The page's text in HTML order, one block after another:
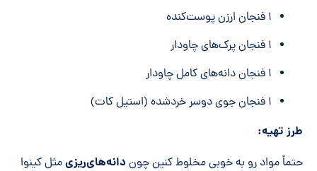
۱ فنجان ارزن پوست‌کنده
۱ فنجان پرک‌های چاودار
۱ فنجان دانه‌های کامل چاودار
۱ فنجان جوی دوسر خردشده (استیل کات)
طرز تهیه:
حتماً مواد رو به خوبی مخلوط کنین چون دانههایریزیمثل کینوا